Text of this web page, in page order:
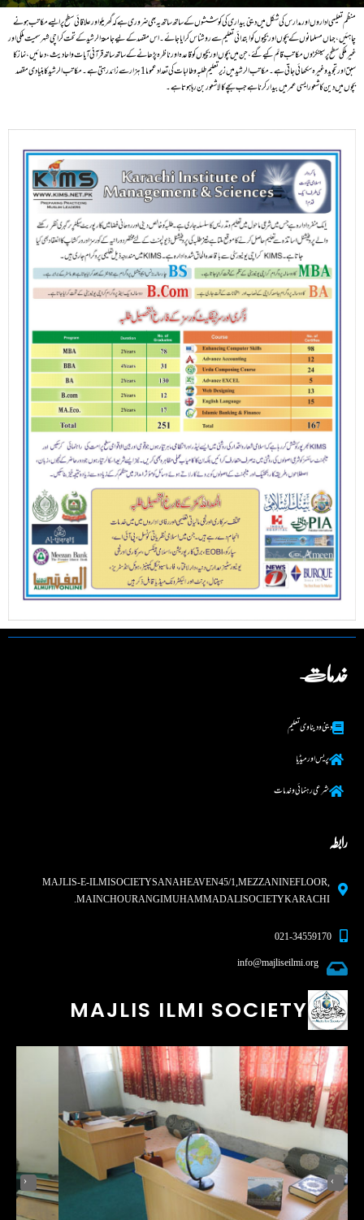
منظم تعلیمی اداروں اور مدارس کی شکل میں دینی بیداری کی کوششوں کے ساتھ ساتھ یہ بھی ضروری ہے کہ گھریلو اور علاقائی سطح پر ایسے مکاتب ہونے
چاہئیں، جہاں مسلمانوں کے بچوں اور بچیوں کو ابتدائی تعلیم سے رو شناس کرایا جائے۔ اس مقصد کے لیے جامعۃ الرشید کے تحت کراچی شہر سمیت ملکی اور
غیر ملکی سطح پر سینکڑوں مکاتب قائم کیے گئے، جن میں بچوں اور بچیوں کو قاعدہ اور ناظرہ پڑھانے کے ساتھ ساتھ قرآنی آیات و احادیث، دعائیں، نماز کا
سبق اور تجوید وغیرہ سکھائی جاتی ہے۔ مکاتب الرشید میں زیر تعلیم طلبہ و طالبات کی تعداد عموما 1 ہزار سے زائد رہتی ہے۔مکاتب الرشیدکا بنیادی مقصد
بچوں میں دین کا شعور ایسی عمر میں بیدار کرنا ہے جب بچے کا لاشعور بن رہا ہوتا ہے۔
خدمات
دینی و دینا وی تعلیم
پریس اور میڈیا
شرعی رہنما ئی و خدمات
رابطہ
MAJLIS-E-ILMI SOCIETY SANA HEAVEN 45/1, MEZZANINE FLOOR,
MAIN CHOURANGI MUHAMMAD ALI SOCIETY KARACHI.
021-34559170
info@majliseilmi.org
MAJLIS ILMI SOCIETY
‹ ›